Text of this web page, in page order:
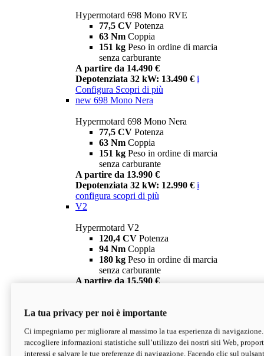
Hypermotard 698 Mono RVE
77,5 CV Potenza
63 Nm Coppia
151 kg Peso in ordine di marcia
senza carburante
A partire da 14.490 €
Depotenziata 32 kW: 13.490 € i
Configura Scopri di più
new 698 Mono Nera
Hypermotard 698 Mono Nera
77,5 CV Potenza
63 Nm Coppia
151 kg Peso in ordine di marcia
senza carburante
A partire da 13.990 €
Depotenziata 32 kW: 12.990 € i
configura scopri di più
V2
Hypermotard V2
120,4 CV Potenza
94 Nm Coppia
180 kg Peso in ordine di marcia
senza carburante
A partire da 15.590 €
V2 SP
Hypermotard V2 SP
120,4 CVPotenza
La tua privacy per noi è importante
Ci impegniamo per migliorare al massimo la tua esperienza di
raccogliere informazioni statistiche sull’utilizzo dei nostri siti Web,
interessi e salvare le tue preferenze di navigazione. Facendo clic sul